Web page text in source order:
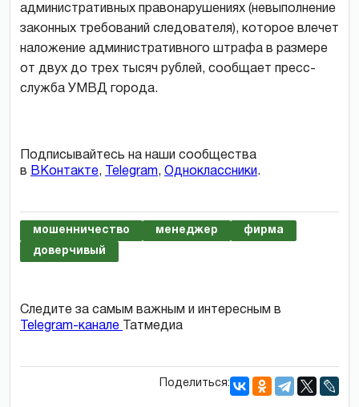
административных правонарушениях (невыполнение
законных требований следователя), которое влечет
наложение административного штрафа в размере
от двух до трех тысяч рублей, сообщает пресс-
служба УМВД города.
Подписывайтесь на наши сообщества
в ВКонтакте, Telegram, Одноклассники.
мошенничество менеджер
фирма
доверчивый
Следите за самым важным и интересным в
Telegram-канале
Татмедиа
Поделиться: